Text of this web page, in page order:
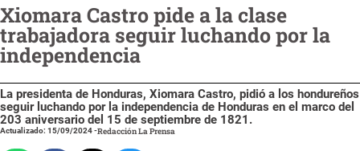
Xiomara Castro pide a la clase
trabajadora seguir luchando por la
independencia
La presidenta de Honduras, Xiomara Castro, pidió a los hondureños
seguir luchando por la independencia de Honduras en el marco del
203 aniversario del 15 de septiembre de 1821.
Actualizado: 15/09/2024-Redacción La Prensa